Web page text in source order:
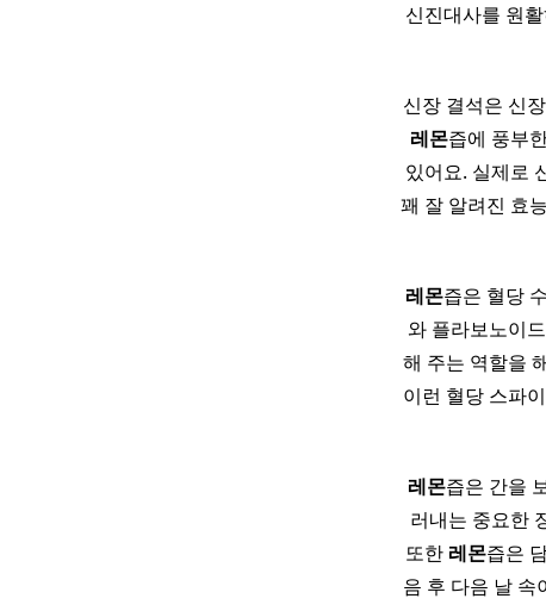
신진대사를 원
신장 결석은 신
레몬즙에 풍부
있어요. 실제로
꽤 잘 알려진 효
레몬즙은 혈당
와 플라보노이
해 주는 역할을
이런 혈당 스파
레몬즙은 간을
러내는 중요한
또한 레몬즙은
음 후 다음 날 속